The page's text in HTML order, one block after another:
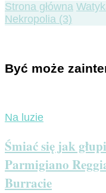
Strona główna
Nekropolia (3)
Być może
Na luzie
Śmiać się jak
Parmigiano
Burracie